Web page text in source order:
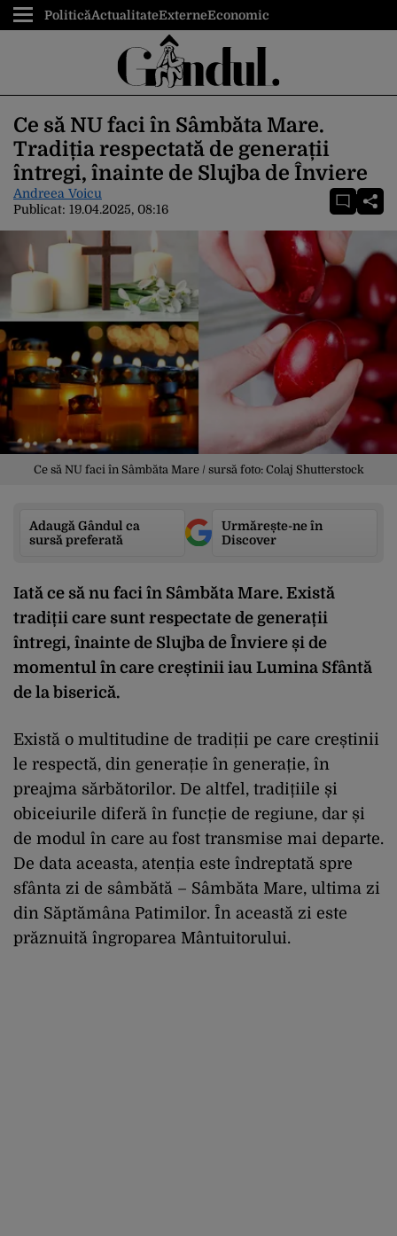
PoliticăActualitateExterneEconomic
Ce să NU faci în Sâmbăta Mare.
Tradiția respectată de generații
întregi, înainte de Slujba de Înviere
Andreea Voicu
Publicat: 19.04.2025, 08:16
Ce să NU faci în Sâmbăta Mare / sursă foto: Colaj Shutterstock
Adaugă Gândul ca
sursă preferată
Urmărește-ne în
Discover
Iată ce să nu faci în Sâmbăta Mare. Există
tradiții care sunt respectate de generații
întregi, înainte de Slujba de Înviere și de
momentul în care creștinii iau Lumina Sfântă
de la biserică.
Există o multitudine de tradiții pe care creștinii
le respectă, din generație în generație, în
preajma sărbătorilor. De altfel, tradițiile și
obiceiurile diferă în funcție de regiune, dar și
de modul în care au fost transmise mai departe.
De data aceasta, atenția este îndreptată spre
sfânta zi de sâmbătă – Sâmbăta Mare, ultima zi
din Săptămâna Patimilor. În această zi este
prăznuită îngroparea Mântuitorului.